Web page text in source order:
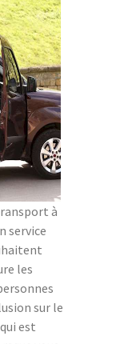
à
service
les
sur le
est